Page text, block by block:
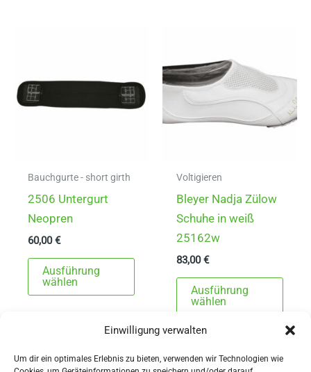
Einwilligung verwalten
Um dir ein optimales Erlebnis zu bieten, verwenden wir Technologien wie
Optionen
können
auf
Bauchgurte - short girth
2506 Untergurt
Neopren
60,00€
Ausführung
wählen
Dieses
Varianten
auf.
Voltigieren
Bleyer Nadja Zülow
Schuhe in weiß
25162w
83,00€
Ausführung
wählen